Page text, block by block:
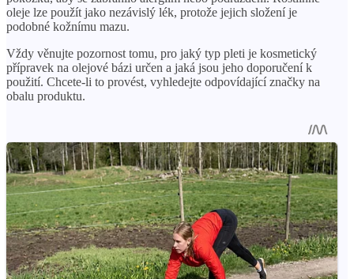
oleje lze použít jako nezávislý lék, protože jejich složení je
podobné kožnímu mazu.
Vždy věnujte pozornost tomu, pro jaký typ pleti je kosmetický
přípravek na olejové bázi určen a jaká jsou jeho doporučení k
použití. Chcete-li to provést, vyhledejte odpovídající značky na
obalu produktu.